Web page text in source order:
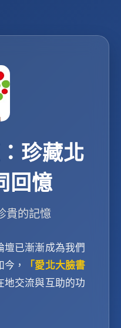
珍藏北
回憶
貴的記憶
壇已漸漸成為我們
，
「愛北大臉書
地交流與互助的功